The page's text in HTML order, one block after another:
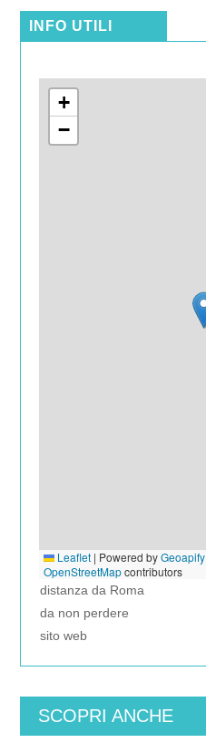
INFO UTILI
+
−
Leaflet | Powered byGeoapify
OpenStreetMapcontributors
distanza da Roma
da non perdere
sito web
SCOPRI ANCHE